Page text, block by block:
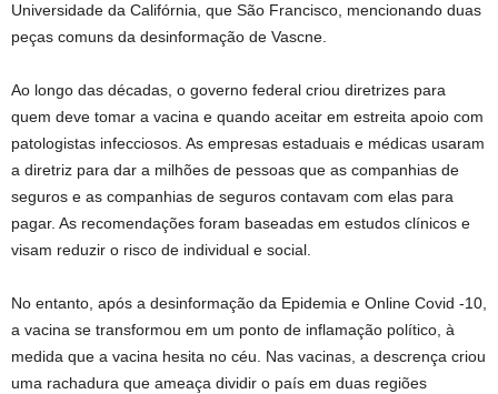
Universidade da Califórnia, que São Francisco, mencionando duas
peças comuns da desinformação de Vascne.
Ao longo das décadas, o governo federal criou diretrizes para
quem deve tomar a vacina e quando aceitar em estreita apoio com
patologistas infecciosos. As empresas estaduais e médicas usaram
a diretriz para dar a milhões de pessoas que as companhias de
seguros e as companhias de seguros contavam com elas para
pagar. As recomendações foram baseadas em estudos clínicos e
visam reduzir o risco de individual e social.
No entanto, após a desinformação da Epidemia e Online Covid -10,
a vacina se transformou em um ponto de inflamação político, à
medida que a vacina hesita no céu. Nas vacinas, a descrença criou
uma rachadura que ameaça dividir o país em duas regiões